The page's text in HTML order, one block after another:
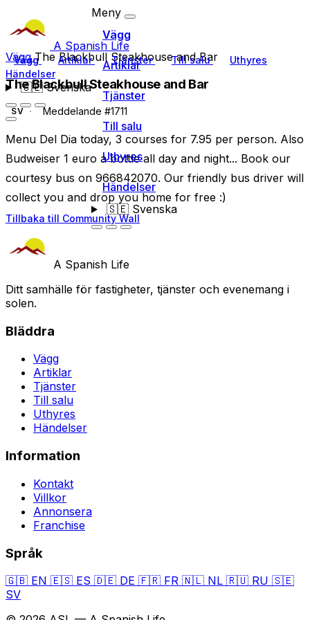
A Spanish Life
Vägg Artiklar Tjänster Till salu
Uthyres
Händelser
🇸🇪Svenska
Meny
Vägg
Artiklar
Tjänster
Till salu
Uthyres
Händelser
🇸🇪Svenska
VäggThe Blackbull Steakhouse and Bar
The Blackbull Steakhouse and Bar
SV Meddelande #1711
Menu Del Dia today, 3 courses for 7.95 per person. Also
Budweiser 1 euro a bottle all day and night... Book our
courtesy bus on 966842070. Our friendly bus driver will
collect you and drop you home for free :)
Tillbaka till Community Wall
A Spanish Life
Ditt samhälle för fastigheter, tjänster och evenemang i
solen.
Bläddra
Vägg
Artiklar
Tjänster
Till salu
Uthyres
Händelser
Information
Kontakt
Villkor
Annonsera
Franchise
Språk
🇬🇧 EN 🇪🇸 ES 🇩🇪 DE 🇫🇷 FR 🇳🇱 NL 🇷🇺 RU 🇸🇪
SV